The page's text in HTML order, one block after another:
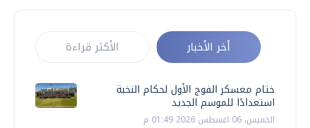
أخر الأخبار الأكثر قراءة
ختام معسكر الفوج الأول لحكام النخبة
استعدادًا للموسم الجديد
الخميس، 06 اغسطس 2026 01:49 م